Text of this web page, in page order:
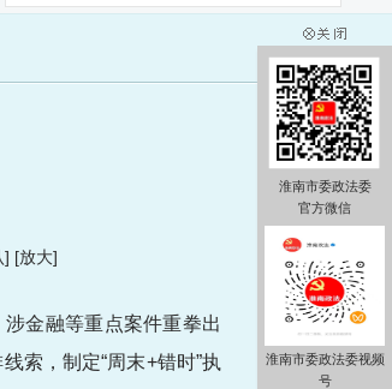
] [放大]
金融等重点案件重拳出
索，制定“周末+错时”执
淮南市委政法委
官方微信
淮南市委政法委视频
号